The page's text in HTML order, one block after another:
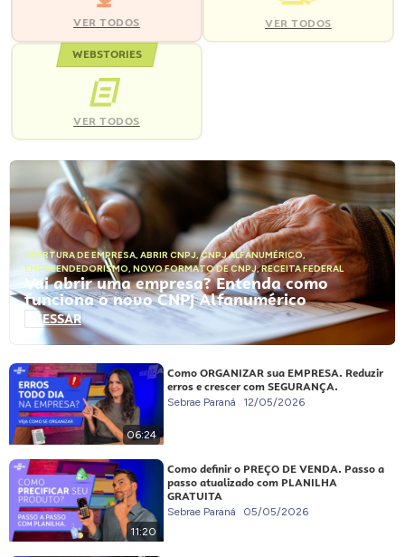
VER TODOS VER TODOS
WEBSTORIES
VER TODOS
ABERTURA DE EMPRESA, ABRIR CNPJ,CNPJ ALFANUMÉRICO,
EMPREENDEDORISMO, NOVO FORMATO DE CNPJ,RECEITA FEDERAL
Vai abrir uma empresa? Entenda como
funciona o novo CNPJ Alfanumérico
ACESSAR
06:24
Como ORGANIZAR sua EMPRESA. Reduzir
erros e crescer com SEGURANÇA.
Sebrae Paraná 12/05/2026
11:20
Como definir o PREÇO DE VENDA. Passo a
passo atualizado com PLANILHA
GRATUITA
Sebrae Paraná 05/05/2026